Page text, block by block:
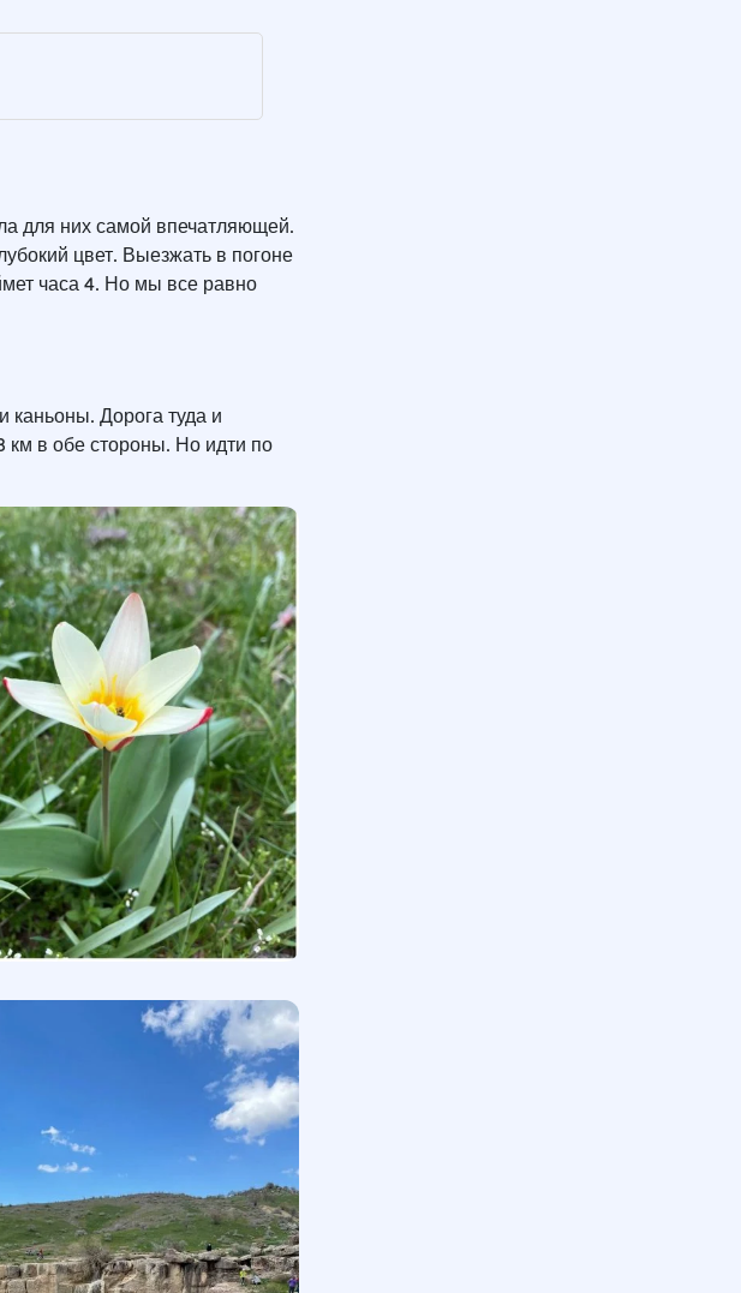
для них самой впечатляющей.
цвет. Выезжать в погоне
часа 4. Но мы все равно
каньоны. Дорога туда и
км в обе стороны. Но идти по